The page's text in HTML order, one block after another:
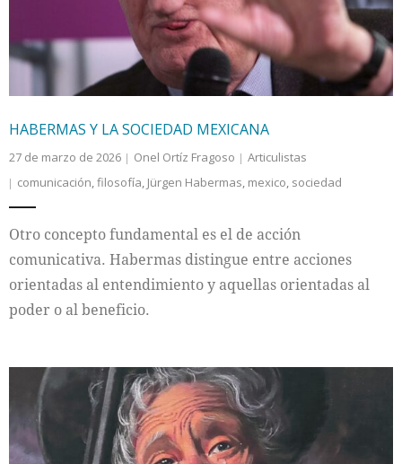
Internacional
Cultura
HABERMAS Y LA SOCIEDAD MEXICANA
27 de marzo de 2026 Onel Ortíz Fragoso
Articulistas
comunicación,filosofía, Jürgen Habermas, mexico, sociedad
Otro concepto fundamental es el de acción
comunicativa. Habermas distingue entre acciones
orientadas al entendimiento y aquellas orientadas al
poder o al beneficio.